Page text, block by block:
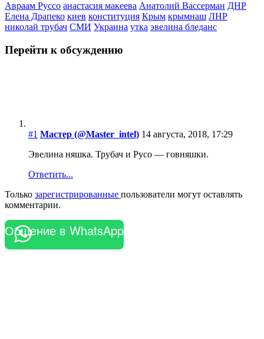
Авраам Руссо анастасия макеева Анатолий Вассерман ДНР
Елена Драпеко киев конституция Крым крымнаш ЛНР
николай трубач СМИ Украина утка эвелина бледанс
Перейти к обсуждению
#1 Мастер (@Master_intel) 14 августа, 2018, 17:29
Эвелина няшка. Трубач и Русо — говняшки.
Ответить...
Только зарегистрированные пользователи могут оставлять
комментарии.
Общение в WhatsApp